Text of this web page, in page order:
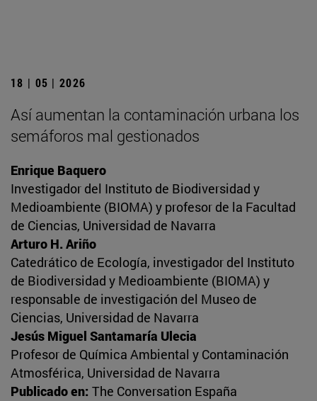
18 | 05 | 2026
Así aumentan la contaminación urbana los
semáforos mal gestionados
Enrique Baquero
Investigador del Instituto de Biodiversidad y
Medioambiente (BIOMA) y profesor de la Facultad
de Ciencias, Universidad de Navarra
Arturo H. Ariño
Catedrático de Ecología, investigador del Instituto
de Biodiversidad y Medioambiente (BIOMA) y
responsable de investigación del Museo de
Ciencias, Universidad de Navarra
Jesús Miguel Santamaría Ulecia
Profesor de Química Ambiental y Contaminación
Atmosférica, Universidad de Navarra
Publicado en: The Conversation España